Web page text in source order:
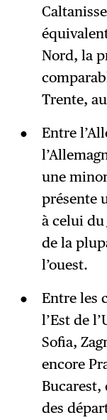
Nord, la
Trente,
Entre
une
présente
à celui du
de la
l’ouest.
Entre les
l’Est de
Sofia,
encore
Bucarest,
des